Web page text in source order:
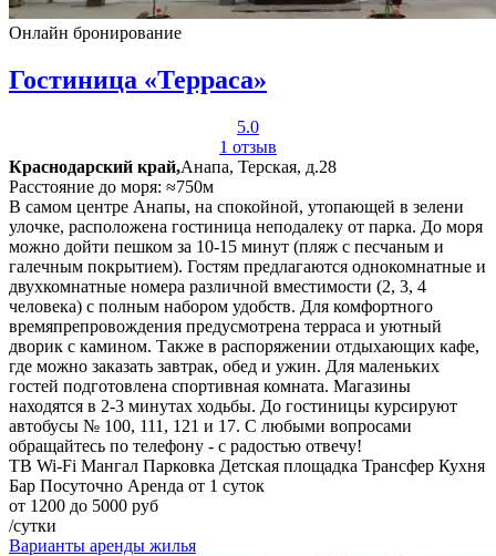
Онлайн бронирование
Гостиница «Терраса»
5.0
1 отзыв
Краснодарский край,Анапа, Терская, д.28
Расстояние до моря: ≈750м
В самом центре Анапы, на спокойной, утопающей в зелени
улочке, расположена гостиница неподалеку от парка. До моря
можно дойти пешком за 10-15 минут (пляж с песчаным и
галечным покрытием). Гостям предлагаются однокомнатные и
двухкомнатные номера различной вместимости (2, 3, 4
человека) с полным набором удобств. Для комфортного
времяпрепровождения предусмотрена терраса и уютный
дворик с камином. Также в распоряжении отдыхающих кафе,
где можно заказать завтрак, обед и ужин. Для маленьких
гостей подготовлена спортивная комната. Магазины
находятся в 2-3 минутах ходьбы. До гостиницы курсируют
автобусы № 100, 111, 121 и 17. С любыми вопросами
обращайтесь по телефону - с радостью отвечу!
ТВ Wi-Fi Мангал Парковка Детская площадка Трансфер Кухня
Бар Посуточно Аренда от 1 суток
от 1200 до 5000 руб
/сутки
Варианты аренды жилья